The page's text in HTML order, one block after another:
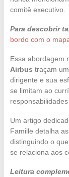
comitê executivo.
Para descobrir
bordo com o
Essa abordagem
Airbus traçam
dirigente e sua
se limitam ao
Um artigo
Famille detalha
distinguindo o
se relaciona aos
Leitura